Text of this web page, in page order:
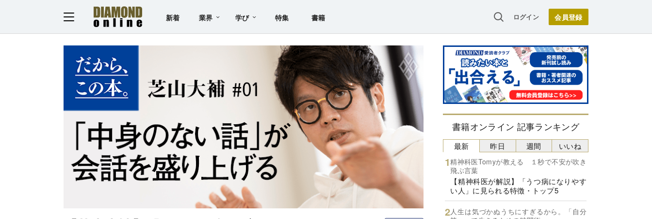
新着 業界 学び 特集 書籍 ログイン
書籍オンライン 記事ランキング
最新
精神科医Tomyが教える １秒で不安が吹き
飛ぶ言葉
【精神科医が解説】「うつ病になりやす
い人」に見られる特徴・トップ5
人生は気づかぬうちにすぎるから。「自分
昨日 週間 いいね